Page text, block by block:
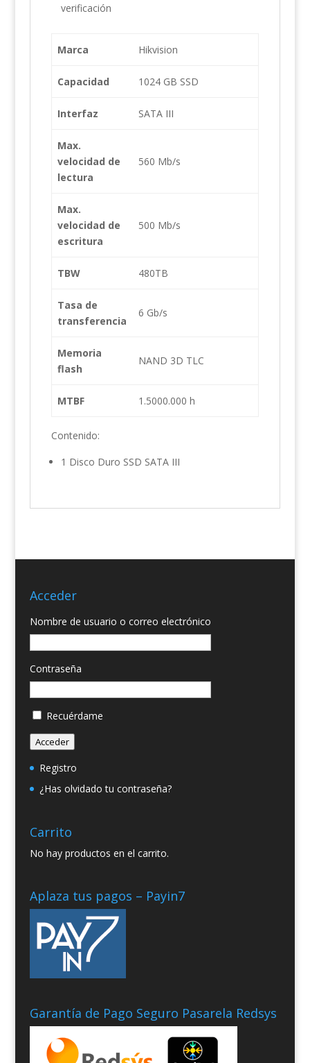
verificación
Marca Hikvision
Capacidad 1024 GB SSD
Interfaz SATA III
Max.
velocidad de
lectura
560 Mb/s
Max.
velocidad de
escritura
500 Mb/s
TBW 480TB
Tasa de
transferencia
6 Gb/s
Memoria
flash
NAND 3D TLC
MTBF 1.5000.000 h
Contenido:
1 Disco Duro SSD SATA III
Acceder
Nombre de usuario o correo electrónico
Contraseña
Recuérdame
Acceder
Registro
¿Has olvidado tu contraseña?
Carrito
No hay productos en el carrito.
Aplaza tus pagos – Payin7
Garantía de Pago Seguro Pasarela Redsys